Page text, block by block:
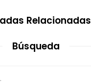
Relacionadas
Búsqueda